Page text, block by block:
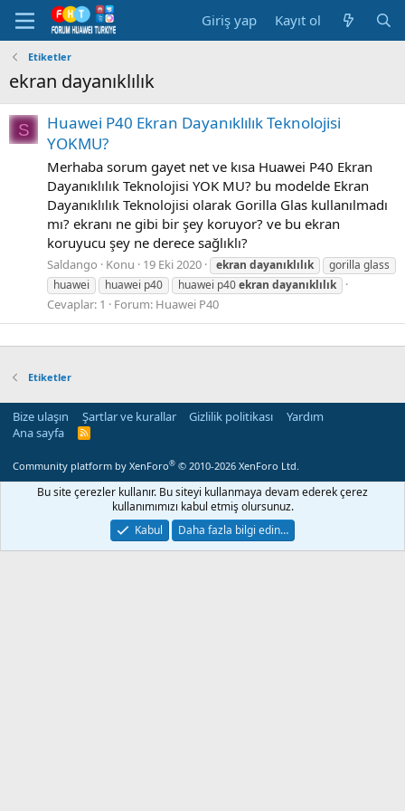
Giriş yap Kayıt ol
Etiketler
ekran dayanıklılık
S
Huawei P40 Ekran Dayanıklılık Teknolojisi
YOKMU?
Merhaba sorum gayet net ve kısa Huawei P40 Ekran
Dayanıklılık Teknolojisi YOK MU? bu modelde Ekran
Dayanıklılık Teknolojisi olarak Gorilla Glas kullanılmadı
mı? ekranı ne gibi bir şey koruyor? ve bu ekran
koruyucu şey ne derece sağlıklı?
Saldango Konu 19 Eki 2020 ekran dayanıklılık
gorilla glass
huawei
huawei p40 huawei p40ekran dayanıklılık
Cevaplar: 1 Forum: Huawei P40
Etiketler
Bize ulaşın Şartlar ve kurallar Gizlilik politikası
Yardım
Ana sayfa
R
S
Community platform by XenForo® © 2010-2026 XenForo Ltd.
Bu site çerezler kullanır. Bu siteyi kullanmaya devam ederek çerez
kullanımımızı kabul etmiş olursunuz.
Kabul
Daha fazla bilgi edin…